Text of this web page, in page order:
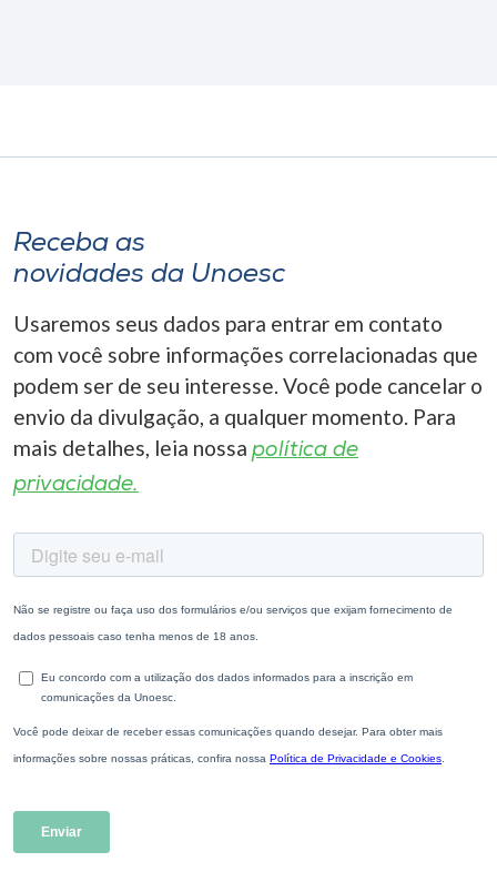
Receba as
novidades da Unoesc
Usaremos seus dados para entrar em contato
com você sobre informações correlacionadas que
podem ser de seu interesse. Você pode cancelar o
envio da divulgação, a qualquer momento. Para
mais detalhes, leia nossa política de
privacidade.